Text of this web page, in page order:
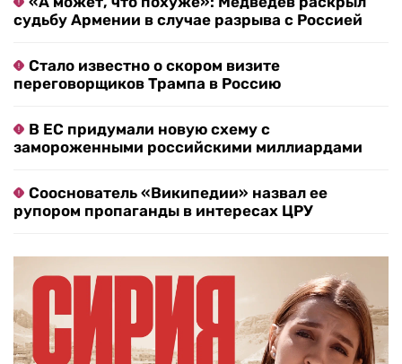
судьбу Армении в случае разрыва с Россией
Стало известно о скором визите
переговорщиков Трампа в Россию
В ЕС придумали новую схему с
замороженными российскими миллиардами
Сооснователь «Википедии» назвал ее
рупором пропаганды в интересах ЦРУ